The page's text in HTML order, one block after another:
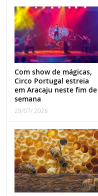
Com show de mágicas,
Circo Portugal estreia
em Aracaju neste fim de
semana
29/07/ 2026